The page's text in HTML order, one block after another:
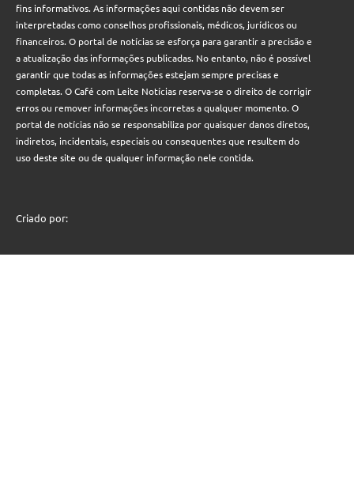
fins informativos. As informações aqui contidas não devem ser
interpretadas como conselhos profissionais, médicos, jurídicos ou
financeiros. O portal de notícias se esforça para garantir a precisão e
a atualização das informações publicadas. No entanto, não é possível
garantir que todas as informações estejam sempre precisas e
completas. O Café com Leite Notícias reserva-se o direito de corrigir
erros ou remover informações incorretas a qualquer momento. O
portal de notícias não se responsabiliza por quaisquer danos diretos,
indiretos, incidentais, especiais ou consequentes que resultem do
uso deste site ou de qualquer informação nele contida.
Criado por: